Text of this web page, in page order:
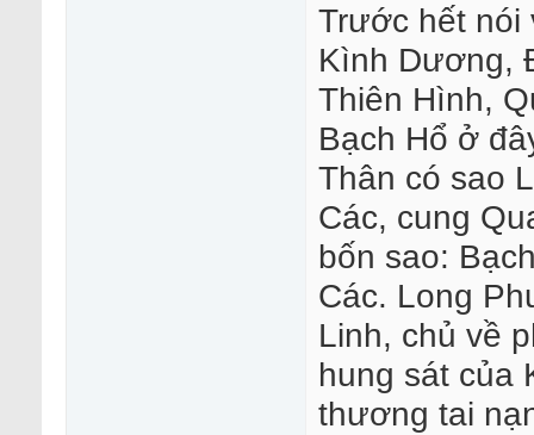
Trước hết nói
Kình Dương,
Thiên Hình,
Bạch Hổ ở
Thân có sao
Các, cung
bốn sao:
Các. Long
Linh, chủ về
hung sát của
thương tai